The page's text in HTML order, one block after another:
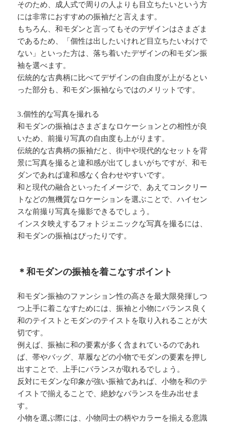
そのため、成人式で周りの人よりも目立ちたいという方
には非常におすすめの振袖だと言えます。
もちろん、和モダンと言ってもそのデザインはさまざま
であるため、「個性は出したいけれど目立ちたいわけで
ない」といった方は、落ち着いたデザインの和モダン振
袖を選べます。
伝統的な古典柄に比べてデザインの自由度が上がるとい
った部分も、和モダン振袖ならではのメリットです。
3.個性的な写真を撮れる
和モダンの振袖はさまざまなロケーションとの相性が良
いため、前撮り写真の自由度も上がります。
伝統的な古典柄の振袖だと、街中や現代的なセットを背
景に写真を撮ると違和感が出てしまいがちですが、和モ
ダンであれば違和感なく合わせやすいです。
和と現代の融合といったイメージで、あえてコンクリー
トなどの無機質なロケーションを選ぶことで、ハイセン
スな前撮り写真を撮影できるでしょう。
インスタ映えするフォトジェニックな写真を撮るには、
和モダンの振袖はぴったりです。
＊和モダンの振袖を着こなすポイント
和モダン振袖のファンション性の高さを最大限発揮しつ
つ上手に着こなすためには、振袖と小物にバランス良く
和のテイストとモダンのテイストを取り入れることが大
切です。
例えば、振袖に和の要素が多く含まれているのであれ
ば、帯やバッグ、草履などの小物でモダンの要素を押し
出すことで、上手にバランスが取れるでしょう。
反対にモダンな印象が強い振袖であれば、小物を和のテ
イストで揃えることで、絶妙なバランスを生み出せま
す。
小物を選ぶ際には、小物同士の柄やカラーを揃える意識